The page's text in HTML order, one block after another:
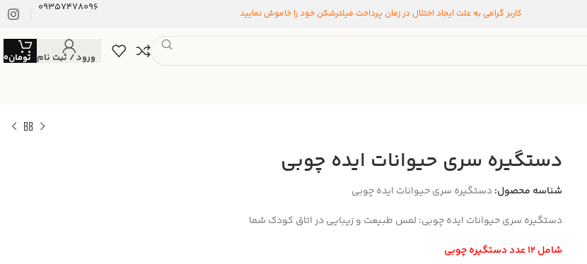
کاربر گرامی به علت ایجاد اختلال در زمان پرداخت فیلترشکن خود را خاموش نمایید 09357478096
ورود / ثبت نام تومان0
دستگیره‌ سری حیوانات ایده چوبی
شناسه محصول:دستگیره‌ سری حیوانات ایده چوبی
دستگیره‌ سری حیوانات ایده چوبی: لمس طبیعت و زیبایی در اتاق کودک شما
شامل 12 عدد دستگیره چوبی